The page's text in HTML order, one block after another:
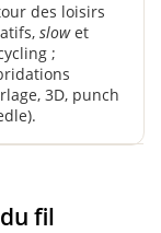
des loisirs
slowet
;
3D, punch
fil